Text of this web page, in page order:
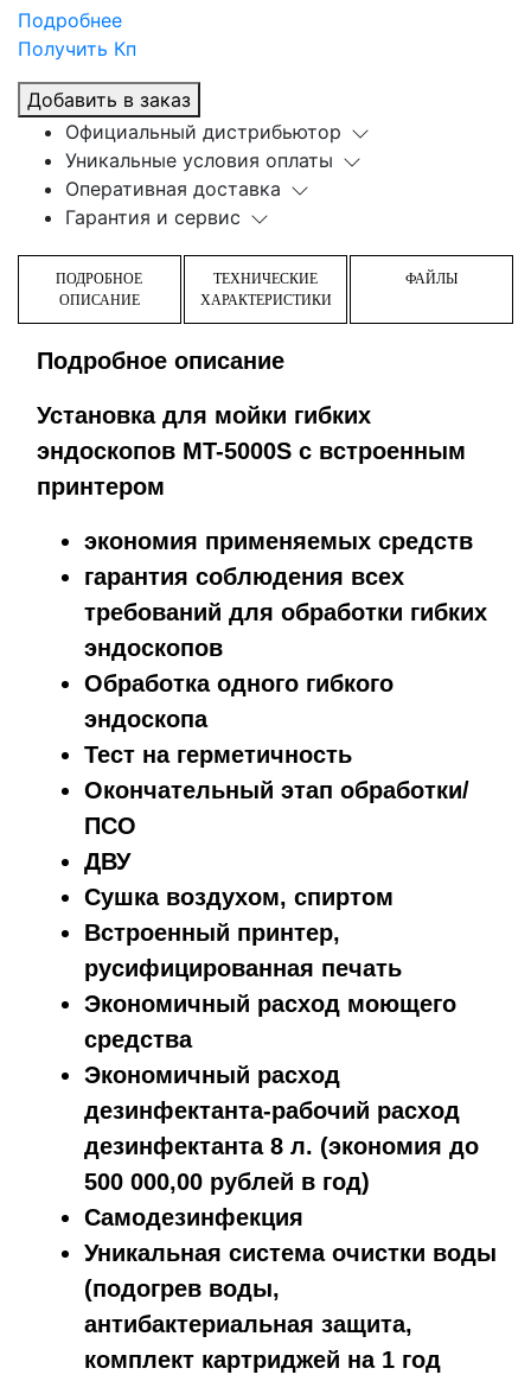
Подробнее
Получить Кп
Добавить в заказ
Официальный дистрибьютор
Уникальные условия оплаты
Оперативная доставка
Гарантия и сервис
ПОДРОБНОЕ
ОПИСАНИЕ
ТЕХНИЧЕСКИЕ
ХАРАКТЕРИСТИКИ
ФАЙЛЫ
Подробное описание
Установка для мойки гибких
эндоскопов MT-5000S с встроенным
принтером
экономия применяемых средств
гарантия соблюдения всех
требований для обработки гибких
эндоскопов
Обработка одного гибкого
эндоскопа
Тест на герметичность
Окончательный этап обработки/
ПСО
ДВУ
Сушка воздухом, спиртом
Встроенный принтер,
русифицированная печать
Экономичный расход моющего
средства
Экономичный расход
дезинфектанта-рабочий расход
дезинфектанта 8 л. (экономия до
500 000,00 рублей в год)
Самодезинфекция
Уникальная система очистки воды
(подогрев воды,
антибактериальная защита,
комплект картриджей на 1 год